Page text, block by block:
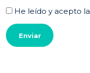
He leído y acepto la